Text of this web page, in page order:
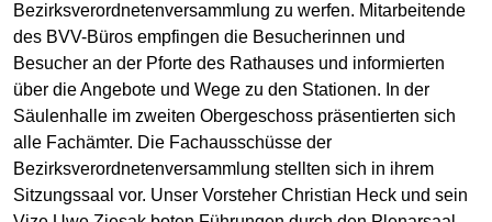
Bezirksverordnetenversammlung zu werfen. Mitarbeitende
des BVV-Büros empfingen die Besucherinnen und
Besucher an der Pforte des Rathauses und informierten
über die Angebote und Wege zu den Stationen. In der
Säulenhalle im zweiten Obergeschoss präsentierten sich
alle Fachämter. Die Fachausschüsse der
Bezirksverordnetenversammlung stellten sich in ihrem
Sitzungssaal vor. Unser Vorsteher Christian Heck und sein